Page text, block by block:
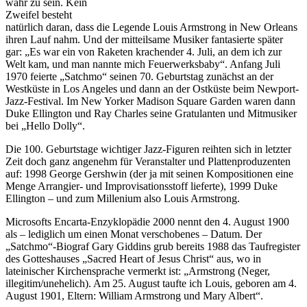
Zweifel besteht
natürlich daran, dass die Legende Louis Armstrong in New Orleans
ihren Lauf nahm. Und der mitteilsame Musiker fantasierte später
gar: „Es war ein von Raketen krachender 4. Juli, an dem ich zur
Welt kam, und man nannte mich Feuerwerksbaby“. Anfang Juli
1970 feierte „Satchmo“ seinen 70. Geburtstag zunächst an der
Westküste in Los Angeles und dann an der Ostküste beim Newport-
Jazz-Festival. Im New Yorker Madison Square Garden waren dann
Duke Ellington und Ray Charles seine Gratulanten und Mitmusiker
bei „Hello Dolly“.
Die 100. Geburtstage wichtiger Jazz-Figuren reihten sich in letzter
Zeit doch ganz angenehm für Veranstalter und Plattenproduzenten
auf: 1998 George Gershwin (der ja mit seinen Kompositionen eine
Menge Arrangier- und Improvisationsstoff lieferte), 1999 Duke
Ellington – und zum Millenium also Louis Armstrong.
Microsofts Encarta-Enzyklopädie 2000 nennt den 4. August 1900
als – lediglich um einen Monat verschobenes – Datum. Der
„Satchmo“-Biograf Gary Giddins grub bereits 1988 das Taufregister
des Gotteshauses „Sacred Heart of Jesus Christ“ aus, wo in
lateinischer Kirchensprache vermerkt ist: „Armstrong (Neger,
illegitim/unehelich). Am 25. August taufte ich Louis, geboren am 4.
August 1901, Eltern: William Armstrong und Mary Albert“.